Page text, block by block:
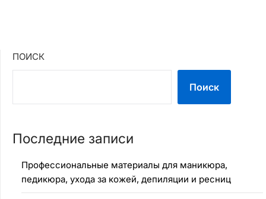
ПОИСК
Поиск
Последние записи
Профессиональные материалы для маникюра,
педикюра, ухода за кожей, депиляции и ресниц